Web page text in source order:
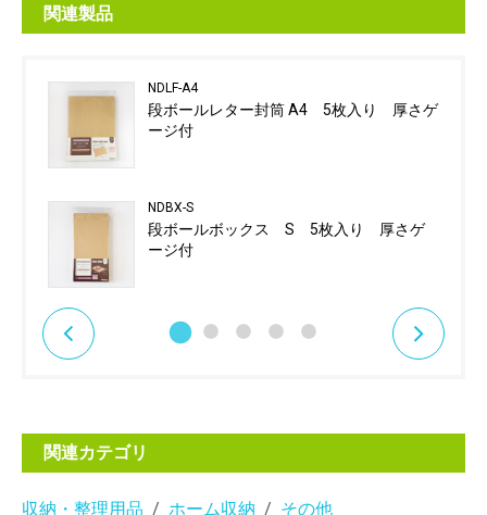
関連製品
NDLF-A4
段ボールレター封筒 A4 5枚入り 厚さゲ
ージ付
NDBX-S
段ボールボックス S 5枚入り 厚さゲ
ージ付
関連カテゴリ
収納・整理用品 ホーム収納 その他